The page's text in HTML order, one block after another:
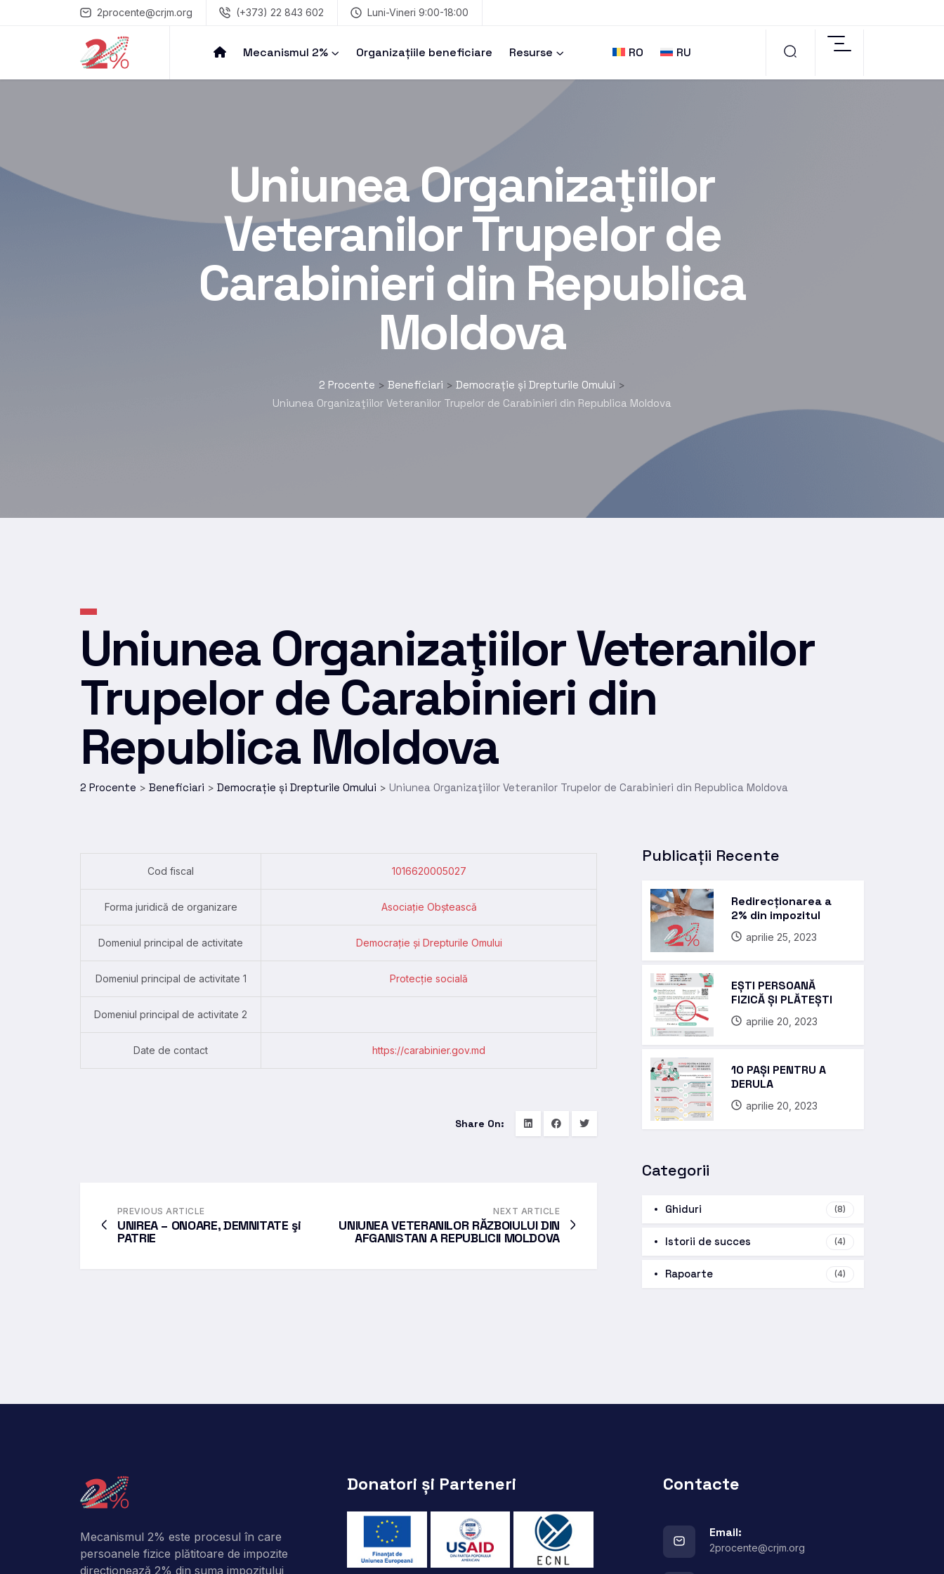
2procente@crjm.org (+373) 22 843 602 Luni-Vineri 9:00-18:00
Mecanismul 2% Organizațiile beneficiare Resurse RO RU
Uniunea Organizaţiilor
Veteranilor Trupelor de
Carabinieri din Republica
Moldova
2 Procente > Beneficiari > Democrație și Drepturile Omului >
Uniunea Organizaţiilor Veteranilor Trupelor de Carabinieri din Republica Moldova
Uniunea Organizaţiilor Veteranilor
Trupelor de Carabinieri din
Republica Moldova
2 Procente > Beneficiari > Democrație și Drepturile Omului > Uniunea Organizaţiilor Veteranilor Trupelor de Carabinieri din Republica Moldova
Cod fiscal 1016620005027
Forma juridică de organizare Asociație Obștească
Domeniul principal de activitate Democrație și Drepturile Omului
Domeniul principal de activitate 1 Protecție socială
Domeniul principal de activitate 2
Date de contact https://carabinier.gov.md
Share On:
PREVIOUS ARTICLE
UNIREA – ONOARE, DEMNITATE şi
PATRIE
NEXT ARTICLE
UNIUNEA VETERANILOR RĂZBOIULUI DIN
AFGANISTAN A REPUBLICII MOLDOVA
Publicații Recente
Redirecționarea a
2% din impozitul
aprilie 25, 2023
EȘTI PERSOANĂ
FIZICĂ ȘI PLĂTEȘTI
aprilie 20, 2023
10 PAȘI PENTRU A
DERULA
aprilie 20, 2023
Categorii
Ghiduri (8)
Istorii de succes (4)
Rapoarte (4)
Mecanismul 2% este procesul în care
persoanele fizice plătitoare de impozite
direcţionează 2% din suma impozitului
Donatori și Parteneri Contacte
Email:
2procente@crjm.org